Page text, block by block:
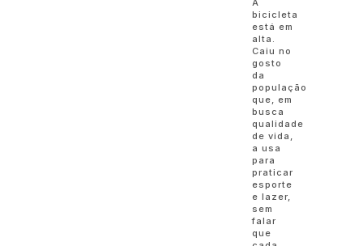
A
bicicleta
está em
alta.
Caiu no
gosto
da
população
que, em
busca
qualidade
de vida,
a usa
para
praticar
esporte
e lazer,
sem
falar
que